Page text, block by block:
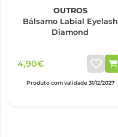
OUTROS
Bálsamo Labial Eyelash
Diamond
4,90€
Produto com validade 31/12/2027